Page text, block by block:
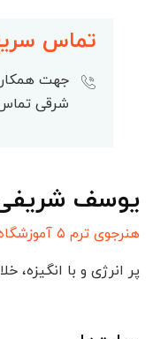
تماس
جهت
شرقی
یوسف
هنرجوی ترم ۵ آموزشگاه تصویر شرقی
پر انرژی و با انگیزه،